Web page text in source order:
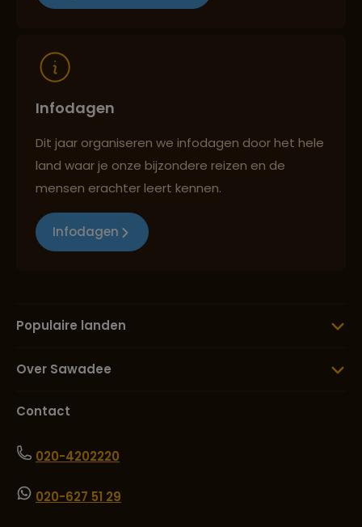
Infodagen
Dit jaar organiseren we infodagen door het hele
land waar je onze bijzondere reizen en de
mensen erachter leert kennen.
Infodagen
Populaire landen
Over Sawadee
Contact
020-4202220
020-627 51 29